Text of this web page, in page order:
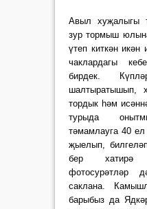
Авыл хуҗалыгы
зур тормыш
үтеп киткән
чаклардагы
бирдек.
шалтыратышып,
тордык һәм
турыда
тәмамлауга 40
җыелып,
бер хатирә
фотосурәтләр
саклана.
барыбыз да